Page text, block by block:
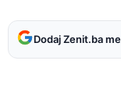
Dodaj Zenit.ba